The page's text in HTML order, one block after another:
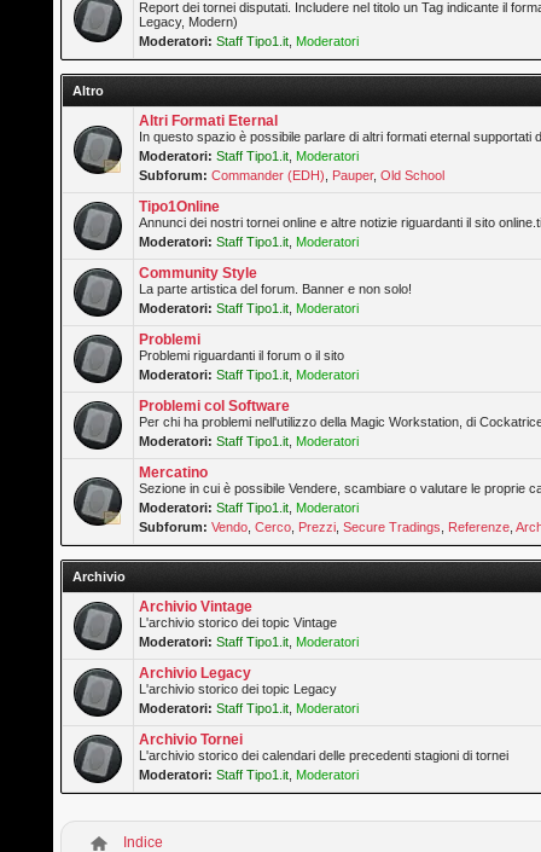
Report dei tornei disputati. Includere nel titolo un Tag indicante il
Legacy, Modern)
Moderatori: Staff Tipo1.it Moderatori
Altro
Altri Formati Eternal
In questo spazio è possibile parlare di altri formati eternal supportati
Moderatori: Staff Tipo1.it Moderatori
Subforum:Commander (EDH) Pauper,Old School
Tipo1Online
Annunci dei nostri tornei online e altre notizie riguardanti il sito
Moderatori: Staff Tipo1.it Moderatori
Community Style
La parte artistica del forum. Banner e non solo!
Moderatori: Staff Tipo1.it Moderatori
Problemi
Problemi riguardanti il forum o il sito
Moderatori: Staff Tipo1.it Moderatori
Problemi col Software
Per chi ha problemi nell'utilizzo della Magic Workstation, di
Moderatori: Staff Tipo1.it Moderatori
Mercatino
Sezione in cui è possibile Vendere, scambiare o valutare le proprie
Moderatori: Staff Tipo1.it Moderatori
Subforum:Vendo ,Cerco Prezzi ,Secure Tradings Referenze ,
Archivio
Archivio Vintage
L'archivio storico dei topic Vintage
Moderatori: Staff Tipo1.it Moderatori
Archivio Legacy
L'archivio storico dei topic Legacy
Moderatori: Staff Tipo1.it Moderatori
Archivio Tornei
L'archivio storico dei calendari delle precedenti stagioni di tornei
Moderatori: Staff Tipo1.it Moderatori
Indice